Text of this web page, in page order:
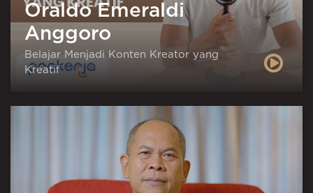
Oraldo Emeraldi
Anggoro
Belajar Menjadi Konten Kreator yang
Kreatif